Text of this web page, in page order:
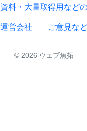
資料・大量取得用など
運営会社 ご意見など
© 2026 ウェブ魚拓